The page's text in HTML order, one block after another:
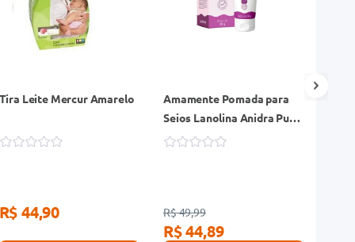
Leite Mercur Amarelo
44,90
Amamente Pomada para
Seios Lanolina Anidra Pura
30g
R$ 49,99
R$ 44,89